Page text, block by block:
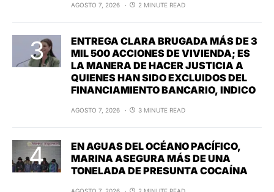
AGOSTO 7, 2026 2 MINUTE READ
ENTREGA CLARA BRUGADA MÁS DE 3
MIL 500 ACCIONES DE VIVIENDA; ES
LA MANERA DE HACER JUSTICIA A
QUIENES HAN SIDO EXCLUIDOS DEL
FINANCIAMIENTO BANCARIO, INDICO
AGOSTO 7, 2026 3 MINUTE READ
EN AGUAS DEL OCÉANO PACÍFICO,
MARINA ASEGURA MÁS DE UNA
TONELADA DE PRESUNTA COCAÍNA